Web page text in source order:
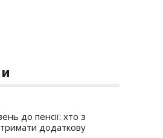
до пенсії: хто з
додаткову